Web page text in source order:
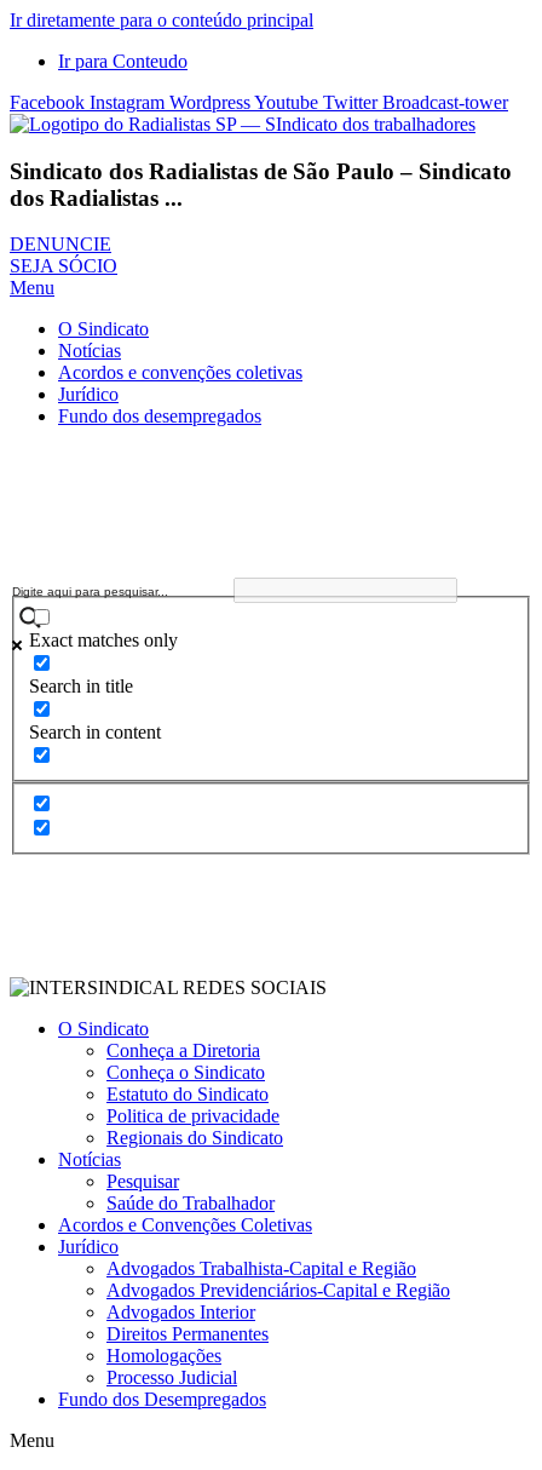
Ir diretamente para o conteúdo principal
Ir para Conteudo
Facebook Instagram WordpressYoutube Twitter Broadcast-tower
Sindicato dos Radialistas de São Paulo – Sindicato
dos Radialistas ...
DENUNCIE
SEJA SÓCIO
Menu
O Sindicato
Notícias
Acordos e convenções coletivas
Jurídico
Fundo dos desempregados
Exact matches only
Search in title
Search in content
O Sindicato
Conheça a Diretoria
Conheça o Sindicato
Estatuto do Sindicato
Politica de privacidade
Regionais do Sindicato
Notícias
Pesquisar
Saúde do Trabalhador
Acordos e Convenções Coletivas
Jurídico
Advogados Trabalhista-Capital e Região
Advogados Previdenciários-Capital e Região
Advogados Interior
Direitos Permanentes
Homologações
Processo Judicial
Fundo dos Desempregados
Menu